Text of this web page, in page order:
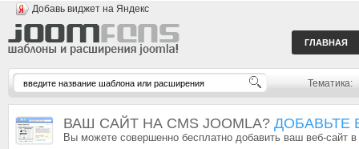
Добавь виджет на Яндекс
ГЛАВНАЯ
Тематика:
ВАШ САЙТ НА CMS JOOMLA? ДОБАВЬТЕ
Вы можете совершенно бесплатно добавить ваш веб-сайт